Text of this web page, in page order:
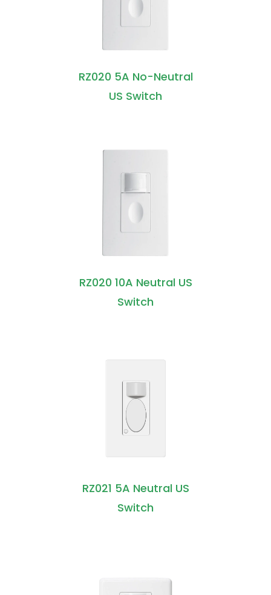
RZ020 5A No-Neutral
US Switch
RZ020 10A Neutral US
Switch
RZ021 5A Neutral US
Switch